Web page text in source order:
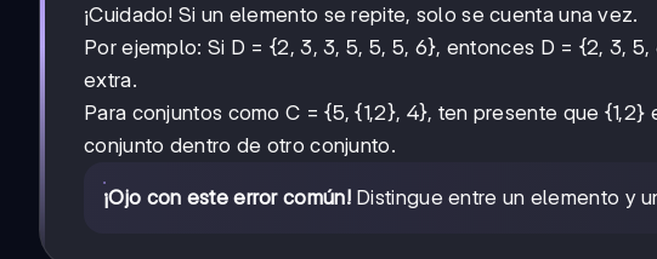
¡Cuidado! Si un elemento se repite, solo se cuenta una vez.
Por ejemplo: Si D = {2, 3, 3, 5, 5, 5, 6}, entonces D = {2, 3,
extra.
Para conjuntos como C = {5, {1,2}, 4}, ten presente que
conjunto dentro de otro conjunto.
¡Ojo con este error común!Distingue entre un elemento y